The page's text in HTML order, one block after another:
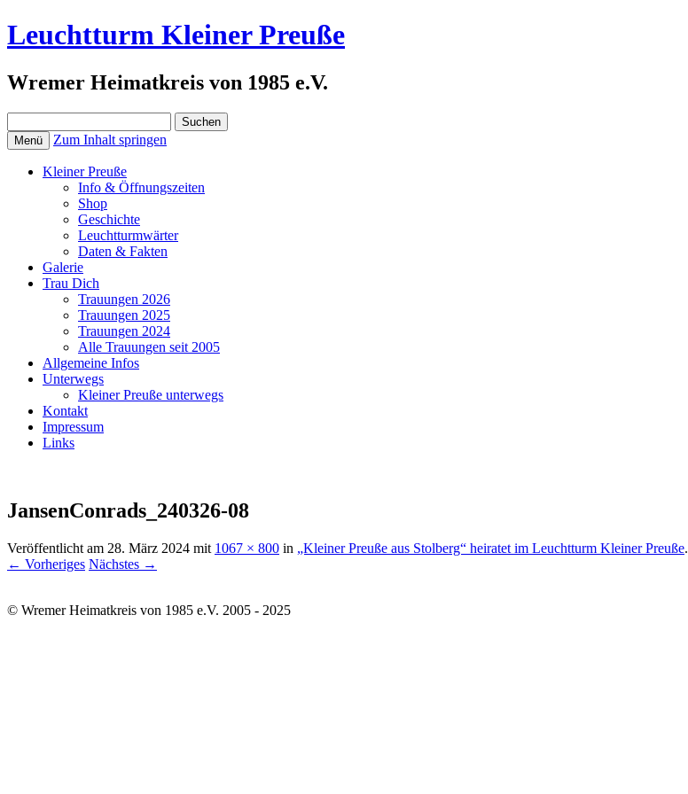
Leuchtturm Kleiner Preuße
Wremer Heimatkreis von 1985 e.V.
nach:
Menü Zum Inhalt springen
Kleiner Preuße
Info & Öffnungszeiten
Shop
Geschichte
Leuchtturmwärter
Daten & Fakten
Galerie
Trau Dich
Trauungen 2026
Trauungen 2025
Trauungen 2024
Alle Trauungen seit 2005
Allgemeine Infos
Unterwegs
Kleiner Preuße unterwegs
Kontakt
Impressum
Links
JansenConrads_240326-08
Veröffentlicht am 28. März 2024 mit 1067 × 800 in „Kleiner Preuße aus Stolberg“ heiratet im Leuchtturm Kleiner Preuße.
← Vorheriges Nächstes →
© Wremer Heimatkreis von 1985 e.V. 2005 - 2025